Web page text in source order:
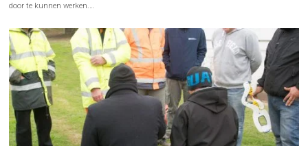
door te kunnen werken.…